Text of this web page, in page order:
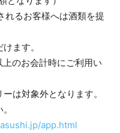
れるお客様へは酒類を提
ます。
のお会計時にご利用い
は対象外となります。
app.html